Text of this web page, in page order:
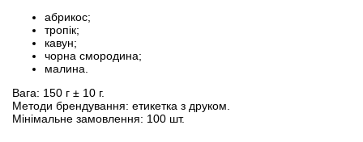
абрикос;
тропік;
кавун;
чорна смородина;
малина.
Вага: 150 г ± 10 г.
Методи брендування: етикетка з друком.
Мінімальне замовлення: 100 шт.